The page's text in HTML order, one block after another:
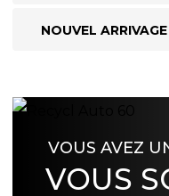
NOUVEL ARRIVAGE
VOUS AVEZ
VOUS